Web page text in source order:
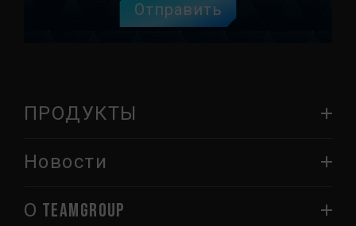
Отправить
ПРОДУКТЫ
Новости
О TEAMGROUP